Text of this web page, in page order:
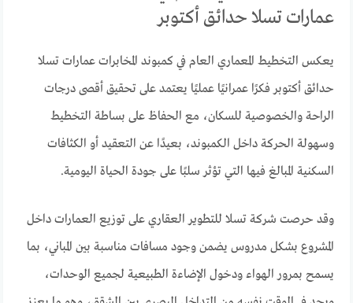
عمارات تسلا حدائق أكتوبر
يعكس التخطيط المعماري العام في كمبوند المخابرات عمارات تسلا
حدائق أكتوبر فكرًا عمرانيًا عمليًا يعتمد على تحقيق أقصى درجات
الراحة والخصوصية للسكان، مع الحفاظ على بساطة التخطيط
وسهولة الحركة داخل الكمبوند، بعيدًا عن التعقيد أو الكثافات
السكنية المبالغ فيها التي تؤثر سلبًا على جودة الحياة اليومية.
وقد حرصت شركة تسلا للتطوير العقاري على توزيع العمارات داخل
المشروع بشكل مدروس يضمن وجود مسافات مناسبة بين المباني، بما
يسمح بمرور الهواء ودخول الإضاءة الطبيعية لجميع الوحدات،